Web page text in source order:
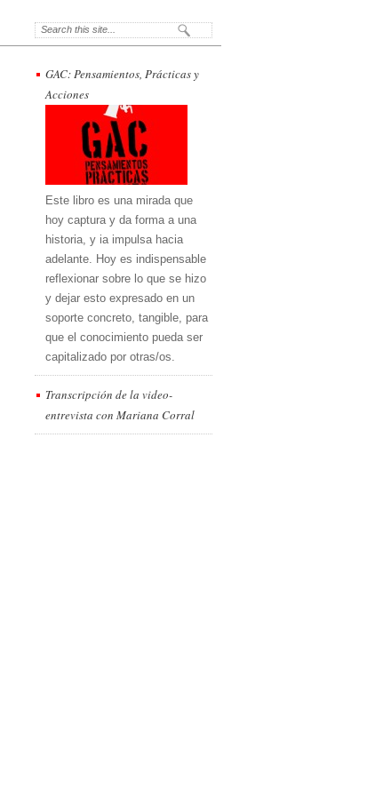
GAC: Pensamientos, Prácticas y
Acciones
Este libro es una mirada que
hoy captura y da forma a una
historia, y ia impulsa hacia
adelante. Hoy es indispensable
reflexionar sobre lo que se hizo
y dejar esto expresado en un
soporte concreto, tangible, para
que el conocimiento pueda ser
capitalizado por otras/os.
Transcripción de la video-
entrevista con Mariana Corral